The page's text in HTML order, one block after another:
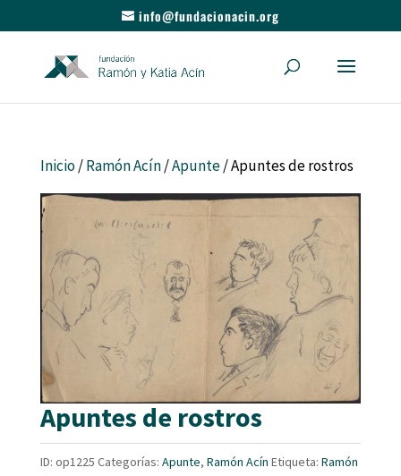
info@fundacionacin.org
Inicio/Ramón Acín/Apunte/ Apuntes de rostros
Apuntes de rostros
ID: op1225 Categorías: Apunte, Ramón Acín Etiqueta: Ramón